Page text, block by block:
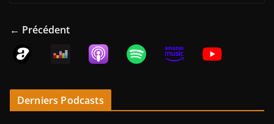
← Précédent
Derniers Podcasts